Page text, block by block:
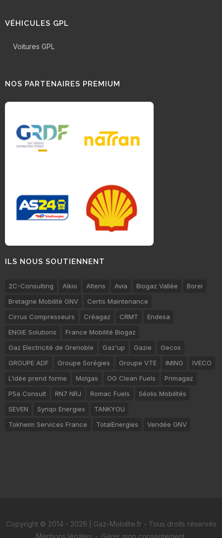
VÉHICULES GPL
Voitures GPL
NOS PARTENAIRES PREMIUM
ILS NOUS SOUTIENNENT
2C-Consulting Alkio Altens Avia Biogaz Vallée
Borel
Bretagne Mobilité GNV
Certis Maintenance
Cirrus Compresseurs
Créagaz CRMT
Endesa
ENGIE Solutions
France Mobilité Biogaz
Gaz Electricité de Grenoble
Gaz'up Gazie
Gecos
GROUPE ADF
Groupe Sorégies Groupe VTE IMING
IVECO
L’idée prend forme
Molgas OG Clean Fuels
Primagaz
PSa Consult
RN7 NRJ Romac Fuels
Séolis Mobilités
SEVEN
Synqo Energies
TANKYOU
Tokheim Services France
TotalEnergies Vendée GNV
Copyright © 2014 - 2026 | Gaz-Mobilite.fr - Tous droits réservés
Mentions légales - Gérer mon consentement